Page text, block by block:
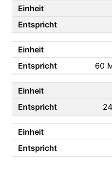
60